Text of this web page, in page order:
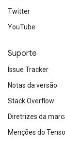
Twitter
YouTube
Suporte
Issue Tracker
Notas da versão
Stack Overflow
Diretrizes da
Menções do